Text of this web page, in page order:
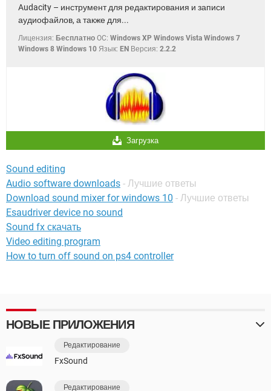
Audacity – инструмент для редактирования и записи
аудиофайлов, а также для...
Лицензия: Бесплатно OC: Windows XP Windows Vista Windows 7
Windows 8 Windows 10 Язык: EN Версия: 2.2.2
Загрузка
Sound editing
Audio software downloads - Лучшие ответы
Download sound mixer for windows 10 - Лучшие ответы
Esaudriver device no sound
Sound fx скачать
Video editing program
How to turn off sound on ps4 controller
НОВЫЕ ПРИЛОЖЕНИЯ
Редактирование
FxSound
Редактирование